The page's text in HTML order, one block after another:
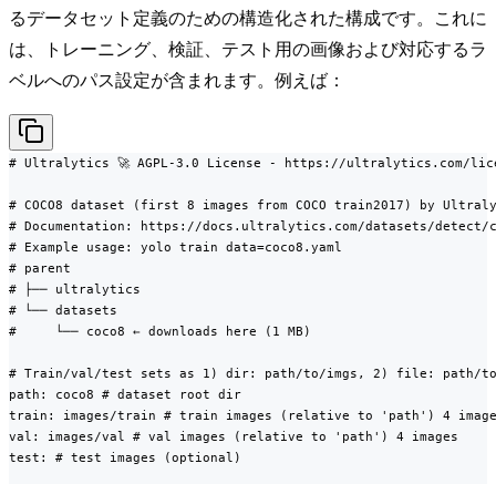
るデータセット定義のための構造化された構成です。これに
は、トレーニング、検証、テスト用の画像および対応するラ
ベルへのパス設定が含まれます。例えば：
# Ultralytics 🚀 AGPL-3.0 License - https://ultralytics.com/
# COCO8 dataset (first 8 images from COCO train2017) by
# Documentation: https://docs.ultralytics.com/datasets/detect/
# Example usage: yolo train data=coco8.yaml
# parent
# ├── ultralytics
# └── datasets
#     └── coco8 ← downloads here (1 MB)
# Train/val/test sets as 1) dir: path/to/imgs, 2) file: path/
path: coco8 # dataset root dir
train: images/train # train images (relative to 'path') 4
val: images/val # val images (relative to 'path') 4 images
test: # test images (optional)